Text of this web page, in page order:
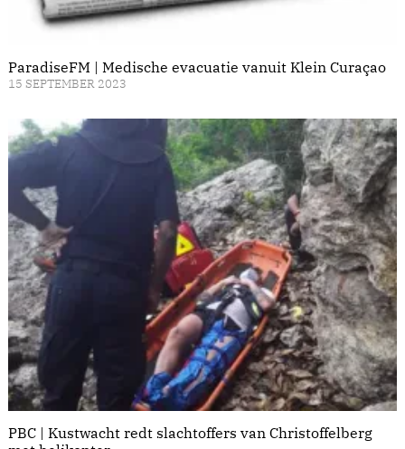
ParadiseFM | Medische evacuatie vanuit Klein Curaçao
15 SEPTEMBER 2023
PBC | Kustwacht redt slachtoffers van Christoffelberg